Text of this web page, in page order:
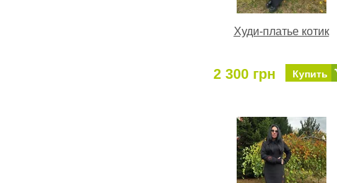
Худи-платье котик
2 300 грн Купить